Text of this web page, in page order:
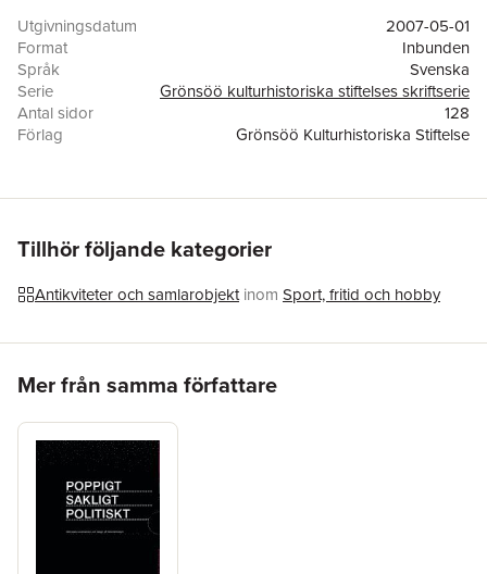
Utgivningsdatum
2007-05-01
Format
Inbunden
Språk
Svenska
Serie
Grönsöö kulturhistoriska stiftelses skriftserie
Antal sidor
128
Förlag
Grönsöö Kulturhistoriska Stiftelse
Tillhör följande kategorier
Antikviteter och samlarobjekt inom Sport, fritid och hobby
Mer från samma författare